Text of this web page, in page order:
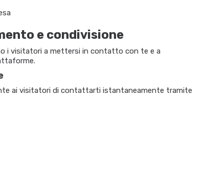
e condivisione
i visitatori a mettersi in contatto con te e a
ai visitatori di contattarti istantaneamente tramite